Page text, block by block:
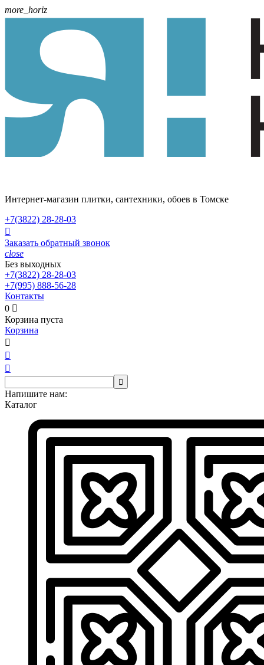
more_horiz
Интернет-магазин плитки, сантехники, обоев в Томске
+7(3822) 28-28-03

Заказать обратный звонок
close
Без выходных
+7(3822) 28-28-03
+7(995) 888-56-28
Контакты
0 
Корзина пуста
Корзина




Напишите нам:
Каталог